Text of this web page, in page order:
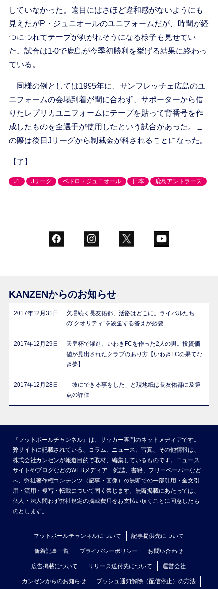
していなかった。遠目にはさほど違和感がないようにも
見えたがP・ジュニオールのユニフォームだが、時間が経
つにつれてテープが剥がれそうになる様子も見せてい
た。試合は1-0で鹿島が今季初勝利を挙げる結果に終わっ
ている。
同様の例としては1995年に、サンフレッチェ広島のユ
ニフォームの会場到着が間に合わず、サポーターから借
りたレプリカユニフォームにテープを貼って背番号を作
成したものを全選手が使用したという試合があった。こ
の際は後日Jリーグから制裁金が科されることになった。
【了】
J1 Jリーグ ペドロ・ジュニオール 日本 鹿島アントラーズ
KANZENからのお知らせ
2017年12月31日
欠場続く長友佑都、活路はどこに。ライバルたち
の“クオリティ”を凌駕する答えが必要
2017年12月29日
天皇杯で躍進、いわきFCを作った2人の男。投資価
値が見出されたクラブのあり方【いわきFCの果てな
き夢】
2017年12月28日
「彼にできる事をした」と現地紙は長友佑都に及第
点の評価
『フットボールチャンネル』は、サッカー専門のネットメディアです。
弊サイトに記載されている、コラム、ニュース、写真、その他情報は、
株式会社カンゼンが報道目的で取材、編集しているものです。ニュース
サイトやブログなどのWEBメディア、雑誌、書籍、フリーペーパーなど
へ、弊社著作権コンテンツ（記事・画像）の無断での一部引用・全文引
用・流用・複写・転載について固く禁じます。無断掲載にあたっては、
個人・法人問わず弊社規定の掲載費用をお支払い頂くことに同意したも
のとします。
フットボールチャンネルについて 記事提供先について
新着記事一覧 プライバシーポリシー お問い合わせ
広告掲載について リリース送付先について 運営会社
カンゼンからのお知らせ プッシュ通知解除（配信停止）の方法